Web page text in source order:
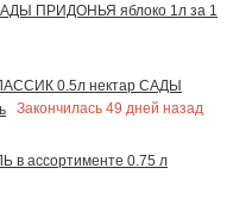
ПРИДОНЬЯ яблоко 1л за 1
0.5л нектар САДЫ
Закончилась 49 дней назад
в ассортименте 0.75 л